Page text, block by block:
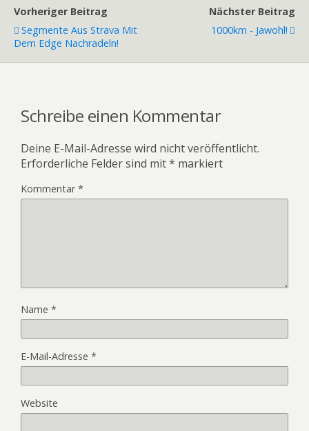
Vorheriger Beitrag
Segmente Aus Strava Mit
Dem Edge Nachradeln!
Nächster Beitrag
1000km - Jawohl!
Schreibe einen Kommentar
Deine E-Mail-Adresse wird nicht veröffentlicht.
Erforderliche Felder sind mit* markiert
Kommentar*
Name *
E-Mail-Adresse *
Website